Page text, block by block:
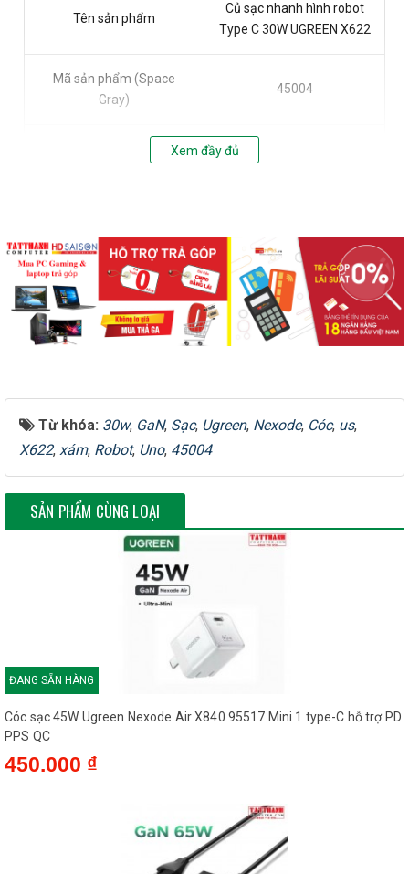
Tên sản phẩm
Củ sạc nhanh hình robot
Type C 30W UGREEN X622
Mã sản phẩm (Space
Gray)
45004
Mã sản phẩm (Pink Blue)
Cổng ra USB-C
5V/3A, 9V/3A, 12V/2.5A,
15V/2A, 20V/1.5A
Tổng công suất đầu ra 30W Max
Màu sắc
Blue)
Chuẩn phích cắm Chuẩn US
Củ sạc nhanh hình robot Type C 30W UGREEN X622 là sản
phẩm công nghệ mới từ thương hiệu Ugreen, mang đến giải
pháp sạc hiệu quả và an toàn cho thiết bị di động của bạn. Với
thiết kế nhỏ gọn, hiện đại và cực kỳ dễ thương theo phong cách
kiện thời trang công nghệ. Được trang bị công nghệ GaN tiên
tiến, Ugreen X622 cung cấp công suất sạc lên đến 30W, hỗ trợ
sạc nhanh cho nhiều thiết bị qua cổng USB-C, phù hợp cho
Xem đầy đủ
Từ khóa: 30w, GaN, Sạc, Ugreen, Nexode, Cóc, us,
X622, xám, Robot, Uno, 45004
SẢN PHẨM CÙNG LOẠI
ĐANG SẴN HÀNG
Cóc sạc 45W Ugreen Nexode Air X840 95517 Mini 1 type-C hỗ trợ PD
PPS QC
450.000 ₫